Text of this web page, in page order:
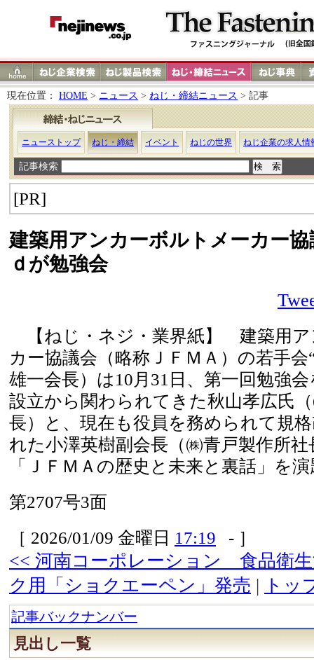
現在位置： HOME > ニュース > ねじ・締結ニュース > 記事
ニューストップ ねじ・締結 イベント ねじの世界 ねじ企業の求人情
記事検索
[PR]
建築用アンカーボルトメーカー
ｄが勉強会
【ねじ・ネジ・業界紙】 建築用ア
カー協議会（略称ＪＦＭＡ）の若手会
雄一会長）は10月31日、第一回勉強
設立から関わられてきた秋山孝広氏
長）と、現在も役員を務められて規
れた小澤英樹副会長（㈱青戸製作所
「ＪＦＭＡの歴史と未来と裏話」を
第2707号3面
［ 2026/01/09 金曜日 17:19 - ］
<< 河南コーポレーション 食品衛
ク用「ショクエーペン」発売 | トッ
記事バックナンバー
見出し一覧